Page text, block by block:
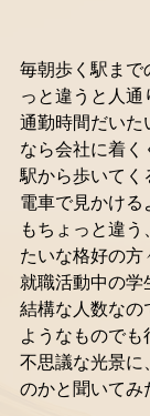
毎朝歩く駅まで
っと違うと人通
通勤時間だいた
なら会社に着く
駅から歩いて
電車で見かける
もちょっと違
たいな格好の方
就職活動中の学
結構な人数なの
ようなものでも
不思議な光景に
のかと聞いてみ